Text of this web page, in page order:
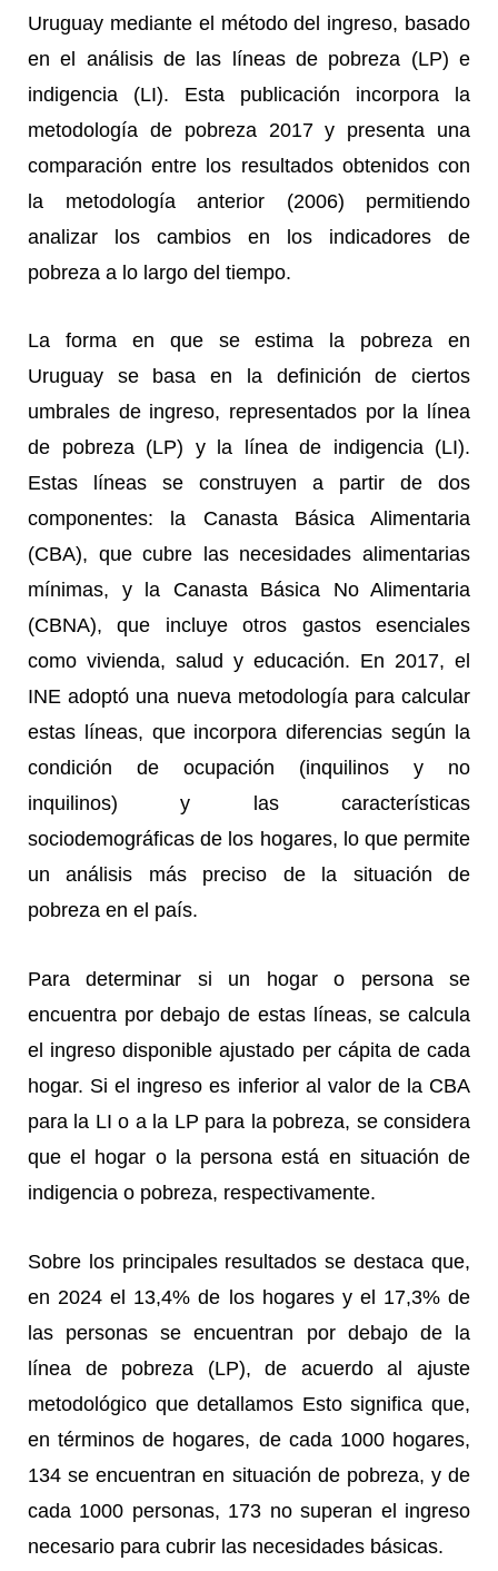
Uruguay mediante el método del ingreso, basado
en el análisis de las líneas de pobreza (LP) e
indigencia (LI). Esta publicación incorpora la
metodología de pobreza 2017 y presenta una
comparación entre los resultados obtenidos con
la metodología anterior (2006) permitiendo
analizar los cambios en los indicadores de
pobreza a lo largo del tiempo.
La forma en que se estima la pobreza en
Uruguay se basa en la definición de ciertos
umbrales de ingreso, representados por la línea
de pobreza (LP) y la línea de indigencia (LI).
Estas líneas se construyen a partir de dos
componentes: la Canasta Básica Alimentaria
(CBA), que cubre las necesidades alimentarias
mínimas, y la Canasta Básica No Alimentaria
(CBNA), que incluye otros gastos esenciales
como vivienda, salud y educación. En 2017, el
INE adoptó una nueva metodología para calcular
estas líneas, que incorpora diferencias según la
condición de ocupación (inquilinos y no
inquilinos) y las características
sociodemográficas de los hogares, lo que permite
un análisis más preciso de la situación de
pobreza en el país.
Para determinar si un hogar o persona se
encuentra por debajo de estas líneas, se calcula
el ingreso disponible ajustado per cápita de cada
hogar. Si el ingreso es inferior al valor de la CBA
para la LI o a la LP para la pobreza, se considera
que el hogar o la persona está en situación de
indigencia o pobreza, respectivamente.
Sobre los principales resultados se destaca que,
en 2024 el 13,4% de los hogares y el 17,3% de
las personas se encuentran por debajo de la
línea de pobreza (LP), de acuerdo al ajuste
metodológico que detallamos Esto significa que,
en términos de hogares, de cada 1000 hogares,
134 se encuentran en situación de pobreza, y de
cada 1000 personas, 173 no superan el ingreso
necesario para cubrir las necesidades básicas.